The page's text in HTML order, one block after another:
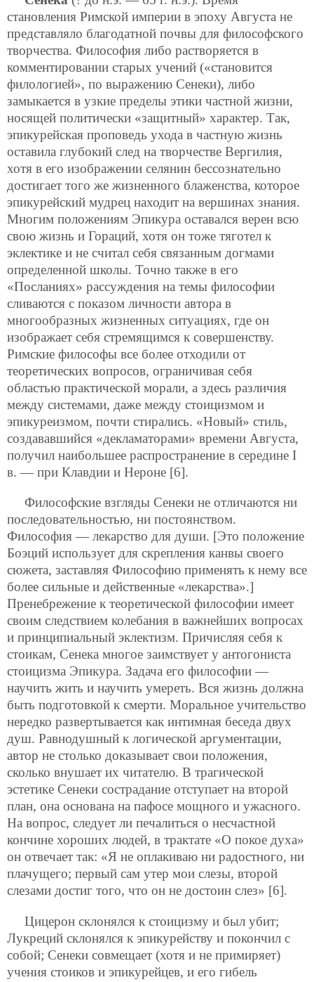
становления Римской империи в эпоху Августа не
представляло благодатной почвы для философского
творчества. Философия либо растворяется в
комментировании старых учений («становится
филологией», по выражению Сенеки), либо
замыкается в узкие пределы этики частной жизни,
носящей политически «защитный» характер. Так,
эпикурейская проповедь ухода в частную жизнь
оставила глубокий след на творчестве Вергилия,
хотя в его изображении селянин бессознательно
достигает того же жизненного блаженства, которое
эпикурейский мудрец находит на вершинах знания.
Многим положениям Эпикура оставался верен всю
свою жизнь и Гораций, хотя он тоже тяготел к
эклектике и не считал себя связанным догмами
определенной школы. Точно также в его
«Посланиях» рассуждения на темы философии
сливаются с показом личности автора в
многообразных жизненных ситуациях, где он
изображает себя стремящимся к совершенству.
Римские философы все более отходили от
теоретических вопросов, ограничивая себя
областью практической морали, а здесь различия
между системами, даже между стоицизмом и
эпикуреизмом, почти стирались. «Новый» стиль,
создававшийся «декламаторами» времени Августа,
получил наибольшее распространение в середине I
в. — при Клавдии и Нероне [6].
Философские взгляды Сенеки не отличаются ни
последовательностью, ни постоянством.
Философия — лекарство для души. [Это положение
Боэций использует для скрепления канвы своего
сюжета, заставляя Философию применять к нему все
более сильные и действенные «лекарства».]
Пренебрежение к теоретической философии имеет
своим следствием колебания в важнейших вопросах
и принципиальный эклектизм. Причисляя себя к
стоикам, Сенека многое заимствует у антогониста
стоицизма Эпикура. Задача его философии —
научить жить и научить умереть. Вся жизнь должна
быть подготовкой к смерти. Моральное учительство
нередко развертывается как интимная беседа двух
душ. Равнодушный к логической аргументации,
автор не столько доказывает свои положения,
сколько внушает их читателю. В трагической
эстетике Сенеки сострадание отступает на второй
план, она основана на пафосе мощного и ужасного.
На вопрос, следует ли печалиться о несчастной
кончине хороших людей, в трактате «О покое духа»
он отвечает так: «Я не оплакиваю ни радостного, ни
плачущего; первый сам утер мои слезы, второй
слезами достиг того, что он не достоин слез» [6].
Цицерон склонялся к стоицизму и был убит;
Лукреций склонялся к эпикурейству и покончил с
собой; Сенеки совмещает (хотя и не примиряет)
учения стоиков и эпикурейцев, и его гибель